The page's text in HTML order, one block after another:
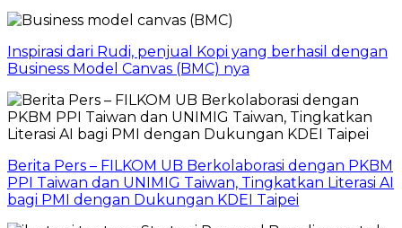
Inspirasi dari Rudi, penjual Kopi yang berhasil dengan
Business Model Canvas (BMC) nya
Berita Pers – FILKOM UB Berkolaborasi dengan PKBM
PPI Taiwan dan UNIMIG Taiwan, Tingkatkan Literasi AI
bagi PMI dengan Dukungan KDEI Taipei